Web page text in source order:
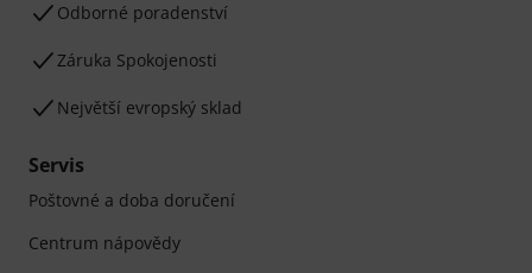
Odborné poradenství
Záruka Spokojenosti
Největší evropský sklad
Servis
Poštovné a doba doručení
Centrum nápovědy